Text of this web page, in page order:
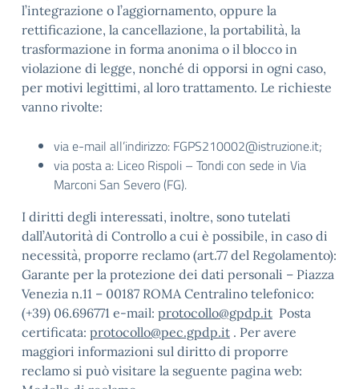
l’integrazione o l’aggiornamento, oppure la
rettificazione, la cancellazione, la portabilità, la
trasformazione in forma anonima o il blocco in
violazione di legge, nonché di opporsi in ogni caso,
per motivi legittimi, al loro trattamento. Le richieste
vanno rivolte:
via e-mail all’indirizzo: FGPS210002@istruzione.it;
via posta a: Liceo Rispoli – Tondi con sede in Via
Marconi San Severo (FG).
I diritti degli interessati, inoltre, sono tutelati
dall’Autorità di Controllo a cui è possibile, in caso di
necessità, proporre reclamo (art.77 del Regolamento):
Garante per la protezione dei dati personali – Piazza
Venezia n.11 – 00187 ROMA Centralino telefonico:
(+39) 06.696771 e-mail: protocollo@gpdp.it Posta
certificata: protocollo@pec.gpdp.it . Per avere
maggiori informazioni sul diritto di proporre
reclamo si può visitare la seguente pagina web: